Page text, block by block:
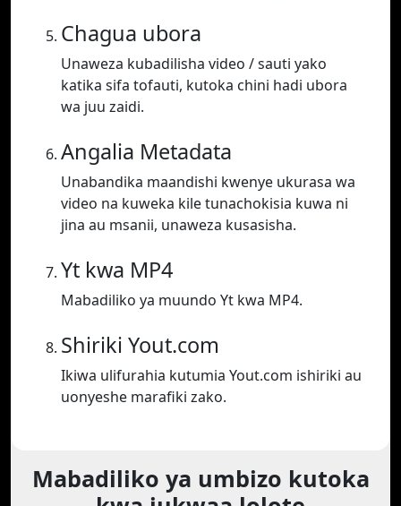
Chagua ubora
Unaweza kubadilisha video / sauti yako
katika sifa tofauti, kutoka chini hadi ubora
wa juu zaidi.
Angalia Metadata
Unabandika maandishi kwenye ukurasa wa
video na kuweka kile tunachokisia kuwa ni
jina au msanii, unaweza kusasisha.
Yt kwa MP4
Mabadiliko ya muundo Yt kwa MP4.
Shiriki Yout.com
Ikiwa ulifurahia kutumia Yout.com ishiriki au
uonyeshe marafiki zako.
Mabadiliko ya umbizo kutoka